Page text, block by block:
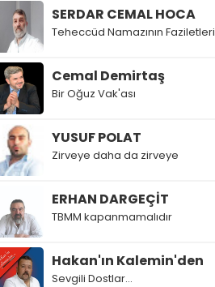
SERDAR CEMAL HOCA
Teheccüd Namazının Faziletleri
Cemal Demirtaş
Bir Oğuz Vak'ası
YUSUF POLAT
Zirveye daha da zirveye
ERHAN DARGEÇİT
TBMM kapanmamalıdır
Hakan'ın Kalemin'den
Sevgili Dostlar...